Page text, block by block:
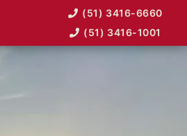
(51) 3416-6660
(51) 3416-1001